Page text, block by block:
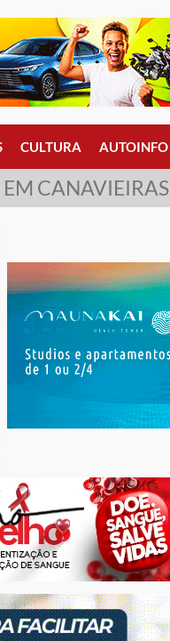
CULTURA AUTOINFO
CANAVIEIRAS